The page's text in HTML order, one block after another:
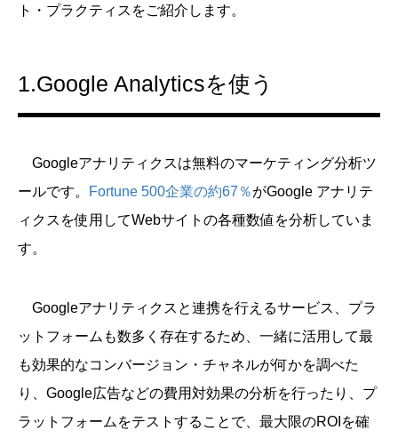
ト・プラクティスをご紹介します。
1.Google Analyticsを使う
Googleアナリティクスは無料のマーケティング分析ツ
ールです。 Fortune 500企業の約67％がGoogle アナリテ
ィクスを使用してWebサイトの各種数値を分析していま
す。
Googleアナリティクスと連携を行えるサービス、プラ
ットフォームも数多く存在するため、一緒に活用して最
も効果的なコンバージョン・チャネルが何かを調べた
り、Google広告などの費用対効果の分析を行ったり、プ
ラットフォームをテストすることで、最大限のROIを確